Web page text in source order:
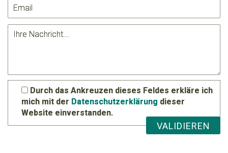
Durch das Ankreuzen dieses Feldes erkläre ich
mich mit der Datenschutzerklärung dieser
Website einverstanden.